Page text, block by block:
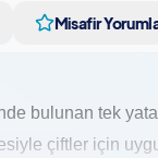
Misafir
bulunan tek
çiftler için